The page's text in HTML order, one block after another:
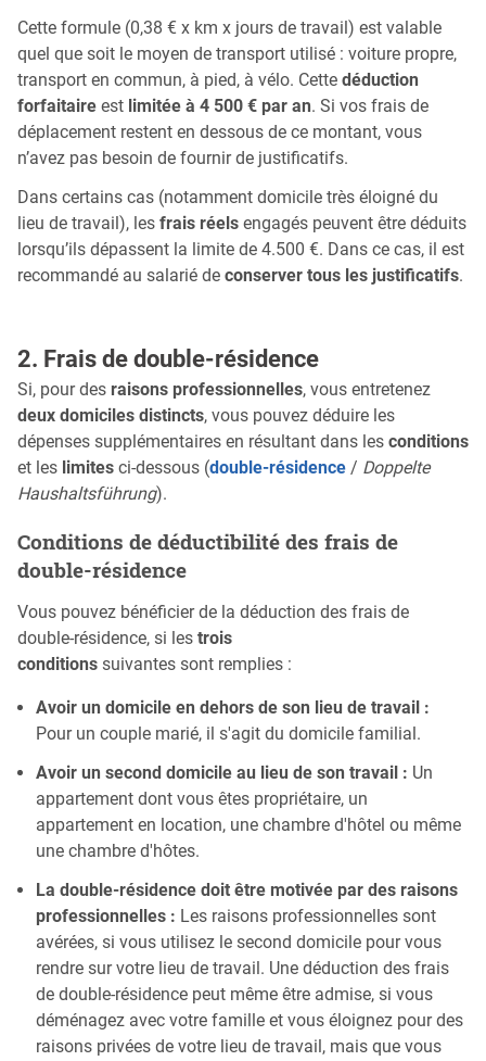
Cette formule (0,38 € x km x jours de travail) est valable
quel que soit le moyen de transport utilisé : voiture propre,
transport en commun, à pied, à vélo. Cette déduction
forfaitaire est limitée à 4 500 € par an. Si vos frais de
déplacement restent en dessous de ce montant, vous
n’avez pas besoin de fournir de justificatifs.
Dans certains cas (notamment domicile très éloigné du
lieu de travail), les frais réels engagés peuvent être déduits
lorsqu’ils dépassent la limite de 4.500 €. Dans ce cas, il est
recommandé au salarié de conserver tous les justificatifs.
2. Frais de double-résidence
Si, pour des raisons professionnelles, vous entretenez
deux domiciles distincts, vous pouvez déduire les
dépenses supplémentaires en résultant dans les conditions
et les limites ci-dessous (double-résidence / Doppelte
Haushaltsführung).
Conditions de déductibilité des frais de
double-résidence
Vous pouvez bénéficier de la déduction des frais de
double-résidence, si les trois
conditions suivantes sont remplies :
Avoir un domicile en dehors de son lieu de travail :
Pour un couple marié, il s'agit du domicile familial.
Avoir un second domicile au lieu de son travail : Un
appartement dont vous êtes propriétaire, un
appartement en location, une chambre d'hôtel ou même
une chambre d'hôtes.
La double-résidence doit être motivée par des raisons
professionnelles : Les raisons professionnelles sont
avérées, si vous utilisez le second domicile pour vous
rendre sur votre lieu de travail. Une déduction des frais
de double-résidence peut même être admise, si vous
déménagez avec votre famille et vous éloignez pour des
raisons privées de votre lieu de travail, mais que vous